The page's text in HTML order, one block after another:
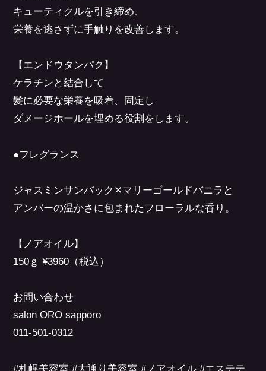
キューティクルを引き締め、
栄養を逃さずに手触りを改善します。
【エンドウタンパク】
ケラチンと結合して
髪に必要な栄養を吸着、固定し
ダメージホールを埋める役割をします。
●フレグランス
ジャスミンサンバック✕マリーゴールドバニラと
アンバーの温かさに包まれたフローラルな香り。
【ノアオイル】
150ｇ ¥3960（税込）
お問い合わせ
salon ORO sapporo
011-501-0312
#札幌美容室 #大通り美容室 #ノアオイル #エステテ